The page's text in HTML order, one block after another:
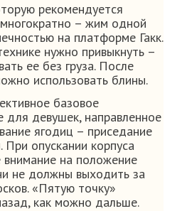
рекомендуется
– жим одной
на платформе Гакк.
нужно привыкнуть –
ее без груза. После
использовать блины.
базовое
для девушек, направленное
ягодиц – приседание
При опускании корпуса
на положение
не должны выходить за
«Пятую точку»
как можно дальше.